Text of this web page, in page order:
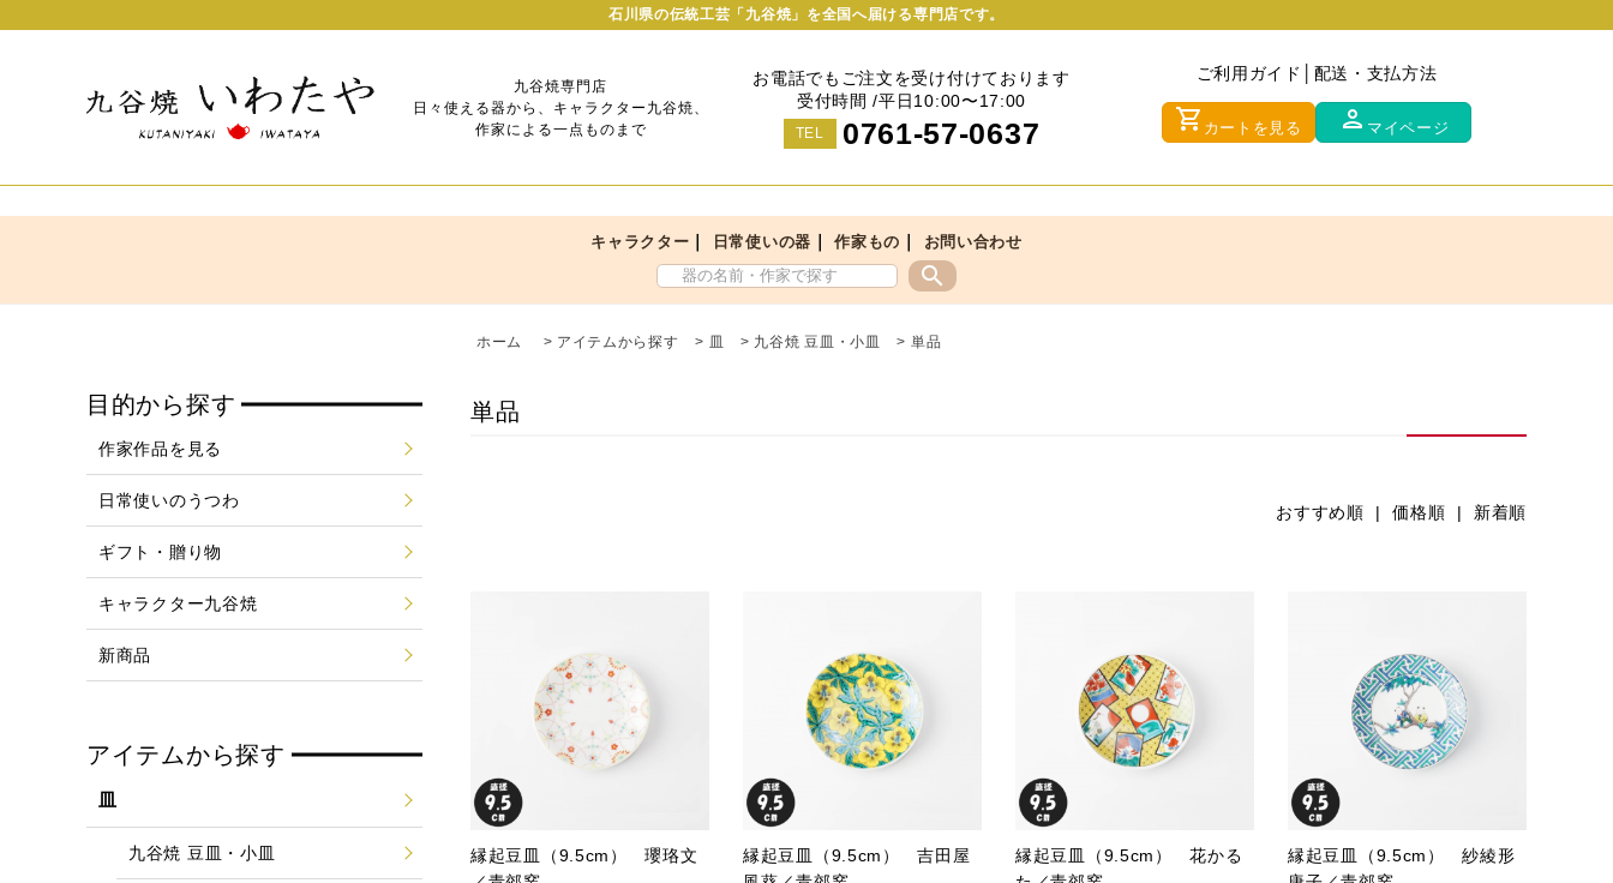
石川県の伝統工芸「九谷焼」を全国へ届ける専門店です。
九谷焼専門店
日々使える器から、キャラクター九谷焼、
作家による一点ものまで
お電話でもご注文を受け付けております
受付時間 /平日10:00〜17:00
TEL 0761-57-0637
ご利用ガイド 配送・支払方法
shopping_cart カートを見る person マイページ
キャラクター 日常使いの器 ｜作家もの お問い合わせ
search
ホーム > アイテムから探す > 皿 > 九谷焼 豆皿・小皿 > 単品
単品
おすすめ順 |価格順 | 新着順
縁起豆皿（9.5cm） 瓔珞文
縁起豆皿（9.5cm） 吉田屋
縁起豆皿（9.5cm） 花かる
縁起豆皿（9.5cm） 紗綾形
目的から探す
作家作品を見る
日常使いのうつわ
ギフト・贈り物
キャラクター九谷焼
新商品
アイテムから探す
皿
九谷焼 豆皿・小皿